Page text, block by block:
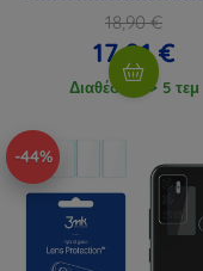
18,90 €
17,01 €
Διαθέσιμο > 5 τεμ
-44%